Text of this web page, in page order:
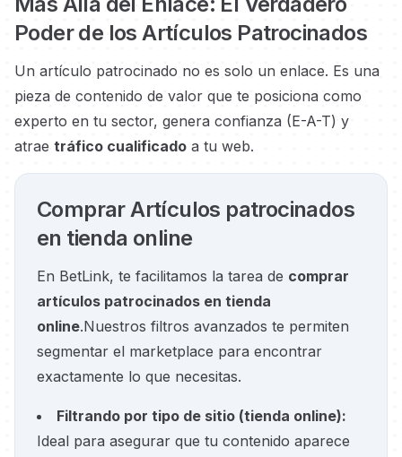
Poder de los Artículos Patrocinados
Un artículo patrocinado no es solo un enlace. Es una
pieza de contenido de valor que te posiciona como
experto en tu sector, genera confianza (E-A-T) y
atrae tráfico cualificado a tu web.
Comprar Artículos patrocinados
en tienda online
En BetLink, te facilitamos la tarea de comprar
artículos patrocinados en tienda
online.Nuestros filtros avanzados te permiten
segmentar el marketplace para encontrar
exactamente lo que necesitas.
Filtrando por tipo de sitio (tienda online):
Ideal para asegurar que tu contenido aparece